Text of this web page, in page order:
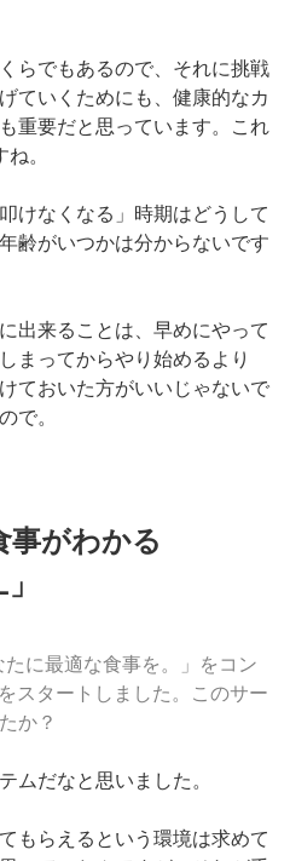
らでもあるので、それに挑戦
ていくためにも、健康的なカ
重要だと思っています。これ
。
けなくなる」時期はどうして
齢がいつかは分からないです
出来ることは、早めにやって
まってからやり始めるより
ておいた方がいいじゃないで
で。
事がわかる
に最適な食事を。」をコン
スタートしました。このサー
か？
ムだなと思いました。
もらえるという環境は求めて